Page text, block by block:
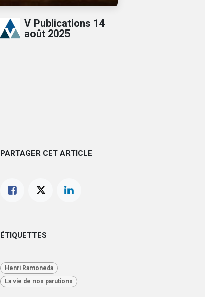
V Publications 14
août 2025
PARTAGER CET ARTICLE
ÉTIQUETTES
Henri Ramoneda
La vie de nos parutions